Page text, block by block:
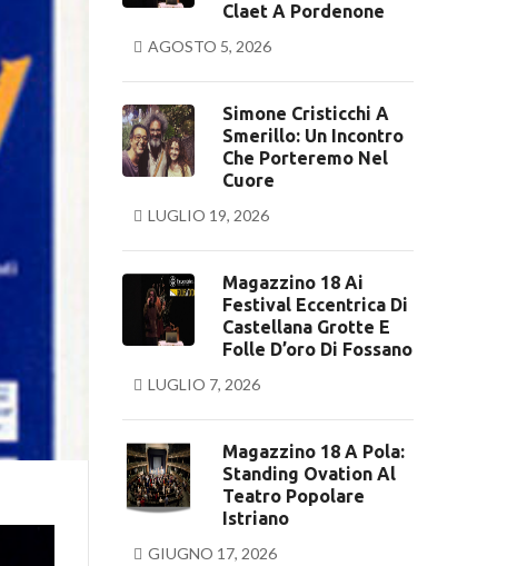
Claet A Pordenone
AGOSTO 5, 2026
Simone Cristicchi A
Smerillo: Un Incontro
Che Porteremo Nel
Cuore
LUGLIO 19, 2026
Magazzino 18 Ai
Festival Eccentrica Di
Castellana Grotte E
Folle D’oro Di Fossano
LUGLIO 7, 2026
Magazzino 18 A Pola:
Standing Ovation Al
Teatro Popolare
Istriano
GIUGNO 17, 2026